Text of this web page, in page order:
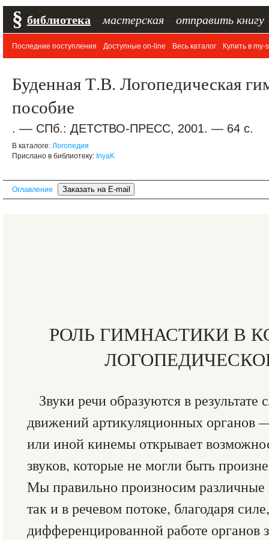
§ библиотека мастерская отправить книгу
Последние поступления Доступные on-line Весь каталог Купить в my-
Буденная Т.В. Логопедическая
пособие
. –– СПб.: ДЕТСТВО-ПРЕСС, 2001. — 64 с.
В каталоге: Логопедия
Прислано в библиотеку: InyaK
Оглавление
РОЛЬ ГИМНАСТИКИ В
Звуки речи образуются в результате
движений артикуляционных органов
или иной кинемы открывает
звуков, которые не могли быть
Мы правильно произносим различные
так и в речевом потоке, благодаря
дифференцированной работе органов